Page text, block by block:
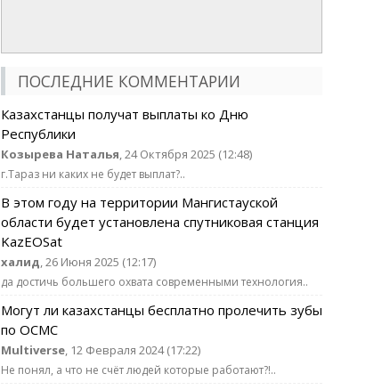
ПОСЛЕДНИЕ КОММЕНТАРИИ
Казахстанцы получат выплаты ко Дню
Республики
Козырева Наталья, 24 Октября 2025 (12:48)
г.Тараз ни каких не будет выплат?..
В этом году на территории Мангистауской
области будет установлена спутниковая станция
KazEOSat
халид, 26 Июня 2025 (12:17)
да достичь большего охвата современными технология..
Могут ли казахстанцы бесплатно пролечить зубы
по ОСМС
Multiverse, 12 Февраля 2024 (17:22)
Не понял, а что не счёт людей которые работают?!..